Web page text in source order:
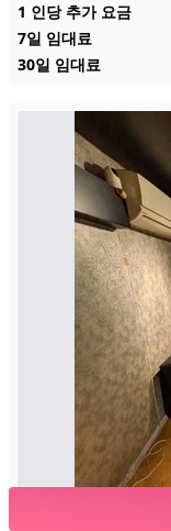
1 인당 추가 요금
7일 임대료
30일 임대료